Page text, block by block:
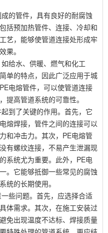
的管件，具有良好的耐腐蚀
括预加热管件、连接、冷却和
艺，能够使管道连接处形成牢
果。
给水、供暖、燃气和化工
单的特点，因此广泛应用于城
电熔管件，可以使管道连接
提高管道系统的可靠性。
到了关键的作用。首先，它
熔焊接，管件之间的连接可以
和冲击力。其次，PE电熔管
有螺纹连接，不易产生泄漏现
系统尤为重要。此外，PE电
。它能够抵御一些常见的腐蚀
统的长期使用。
些问题。首先，应选择合适
体需求。其次，在施工安装过
免出现温度不达标、焊接质量